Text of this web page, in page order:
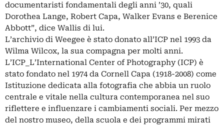
documentaristi fondamentali degli anni ’30, quali
Dorothea Lange, Robert Capa, Walker Evans e Berenice
Abbott”, dice Wallis di lui.
L’archivio di Weegee è stato donato all’ICP nel 1993 da
Wilma Wilcox, la sua compagna per molti anni.
L’ICP_L’International Center of Photography (ICP) è
stato fondato nel 1974 da Cornell Capa (1918-2008) come
Istituzione dedicata alla fotografia che abbia un ruolo
centrale e vitale nella cultura contemporanea nel suo
riflettere e influenzare i cambiamenti sociali. Per mezzo
del nostro museo, della scuola e dei programmi mirati